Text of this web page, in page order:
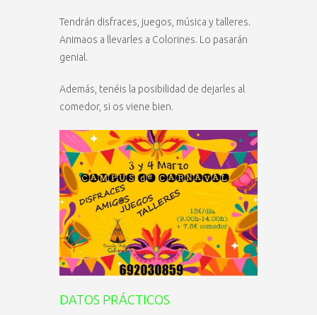
Tendrán disfraces, juegos, música y talleres.
Animaos a llevarles a Colorines. Lo pasarán
genial.
Además, tenéis la posibilidad de dejarles al
comedor, si os viene bien.
DATOS PRÁCTICOS